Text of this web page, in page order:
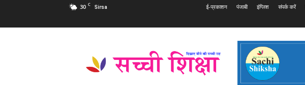
30 C Sirsa ई-प्रकाशन पंजाबी इंग्लिश संपर्क करें
Shiksha